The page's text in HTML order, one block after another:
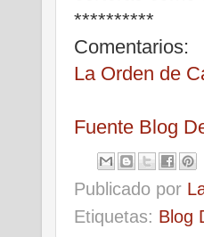
**********
Comentarios:
La Orden de
Fuente Blog
Publicado por
Etiquetas: Blog